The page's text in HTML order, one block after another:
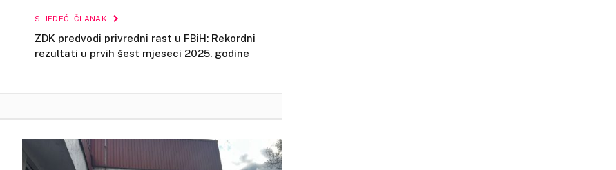
SLJEDEĆI ČLANAK
ZDK predvodi privredni rast u FBiH: Rekordni
rezultati u prvih šest mjeseci 2025. godine